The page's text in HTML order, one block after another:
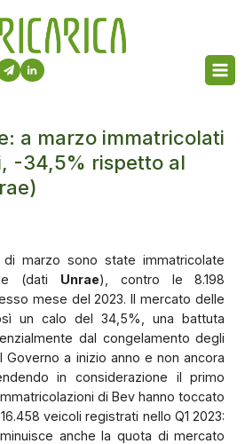
a marzo immatricolati
-34,5% rispetto al
marzo sono state immatricolate
(dati Unrae), contro le 8.198
mese del 2023. Il mercato delle
un calo del 34,5%, una battuta
dal congelamento degli
Governo a inizio anno e non ancora
in considerazione il primo
di Bev hanno toccato
veicoli registrati nello Q1 2023:
anche la quota di mercato